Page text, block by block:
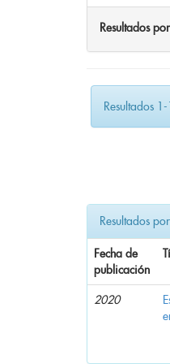
Resultados
Resultados
Resultados
Fecha de
publicación
2020